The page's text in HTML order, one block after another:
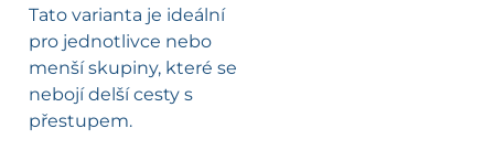
Tato varianta je ideální
pro jednotlivce nebo
menší skupiny, které se
nebojí delší cesty s
přestupem.